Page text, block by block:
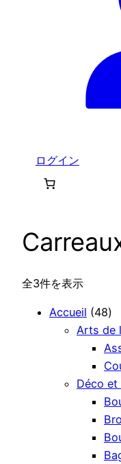
ログイン
全3件を表示
Accueil 484
8
個
の
商
品
Arts de
Déco et